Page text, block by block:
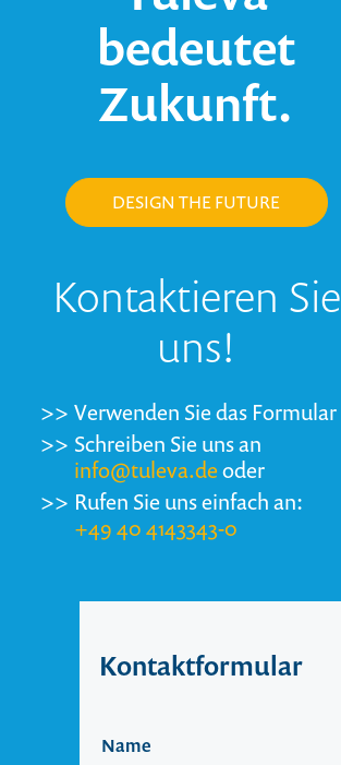
Kontaktformular
Name
bedeutet
Zukunft.
DESIGN THE FUTURE
Kontaktieren Sie
uns!
>> Verwenden Sie das Formular
>> Schreiben Sie uns an
info@tuleva.deoder
>> Rufen Sie uns einfach an:
+49 40 4143343-0